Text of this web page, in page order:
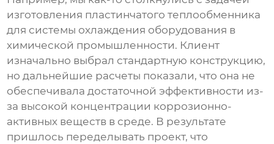
изготовления пластинчатого теплообменника
для системы охлаждения оборудования в
химической промышленности. Клиент
изначально выбрал стандартную конструкцию,
но дальнейшие расчеты показали, что она не
обеспечивала достаточной эффективности из-
за высокой концентрации коррозионно-
активных веществ в среде. В результате
пришлось переделывать проект, что